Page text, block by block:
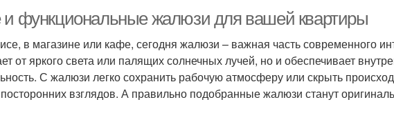
функциональные жалюзи для вашей квартиры
в магазине или кафе, сегодня жалюзи – важная часть современного
от яркого света или палящих солнечных лучей, но и обеспечивает
С жалюзи легко сохранить рабочую атмосферу или скрыть
взглядов. А правильно подобранные жалюзи станут